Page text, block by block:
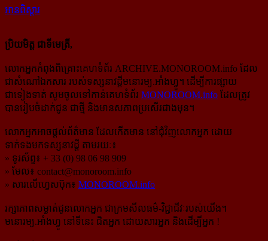
អានពិស្ដារ
ប្រិយមិត្ត ជាទីមេត្រី,
លោកអ្នកកំពុងពិគ្រោះគេហទំព័រ ARCHIVE.MONOROOM.info ដែល
ជាសំណៅឯកសារ របស់ទស្សនាវដ្ដីមនោរម្យ.អាំងហ្វូ។ ដើម្បីការផ្សាយ
ជាទៀងទាត់ សូមចូលទៅកាន់​គេហទំព័រ MONOROOM.info ដែលត្រូវ
បានរៀបចំដាក់ជូន ជាថ្មី និងមានសភាពប្រសើរជាងមុន។
លោកអ្នកអាចផ្ដល់ព័ត៌មាន ដែលកើតមាន នៅជុំវិញលោកអ្នក ដោយ
ទាក់ទងមកទស្សនាវដ្ដី តាមរយៈ៖
» ទូរស័ព្ទ៖ + 33 (0) 98 06 98 909
» មែល៖ contact@monoroom.info
» សារលើហ្វេសប៊ុក៖ MONOROOM.info
រក្សាភាពសម្ងាត់ជូនលោកអ្នក ជាក្រមសីលធម៌-​វិជ្ជាជីវៈ​របស់យើង។
មនោរម្យ.អាំងហ្វូ នៅទីនេះ ជិតអ្នក ដោយសារអ្នក និងដើម្បីអ្នក !